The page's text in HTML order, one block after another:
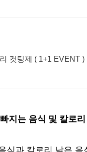
컷팅제 ( 1+1 EVENT )
지는 음식 및 칼로
식과 칼로리 낮은 음